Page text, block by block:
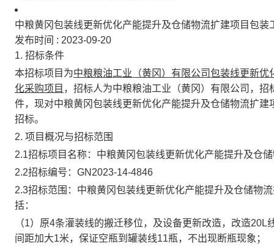
中粮黄冈包装线更新优化产能提升及仓储物流扩建项目包
发布时间 : 2023-09-20
1. 招标条件
本招标项目 为中粮粮油工业（黄冈）有限公司包装线更新
化采购项目 ，招标人为中粮粮油工业（黄冈）有限公司 ，招
件，现对中粮黄冈包装线更新优化产能提升及仓储物流扩
招标。
2. 项目概况与招标范围
2.1招标项目名称：中粮黄冈包装线更新优化产能提升及仓
2.2招标编号： GN2023-14-4846
2.3招标范围：中粮黄冈包装线更新优化产能提升及仓储物
括：
（1）原4条灌装线的搬迁移位，及设备更新改造，改造20L
间距加大1米，保证空瓶到罐装线11瓶，不出现断瓶现象；